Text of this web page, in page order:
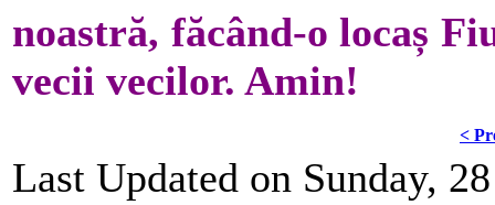
noastră, făcând-o locaș
vecii vecilor. Amin!
<
Last Updated on Sunday,